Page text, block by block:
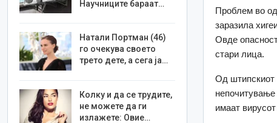
Проблем во
заразила
Овде
стари лица.
Од штипскиот
непочитување
имаат
Научниците бараат…
Натали Портман (46)
го очекува своето
трето дете, а сега ја…
Колку и да се трудите,
не можете да ги
излажете: Овие…